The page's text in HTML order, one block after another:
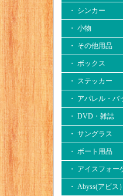
・ シンカー
・ 小物
・ その他用品
・ ボックス
・ ステッカー
・ アパレル・バ
・ DVD・雑誌
・ サングラス
・ ボート用品
・ アイスフォー
・ Abyss(アビス）